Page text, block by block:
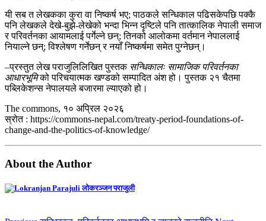
यी सब त लेखकका कुरा वा निष्कर्ष भए; पाठकले सन्धिकाल पढिसकेपछि पक्कै
पनि लेखकले देखे-बुझे-लेखेको भन्दा भिन्न दृष्टिले पनि तात्कालिक नेपाली समाज
र परिवर्तनका आयामलाई पर्गेल्ने छन्; तिनको आलोकमा वर्तमान नेपाललाई
नियाल्ने छन्; विश्लेषण गर्नेछन् र नयाँ निष्कर्षमा समेत पुग्नेछन्।
–प्रस्तुत लेख पराजुलिलिखित पुस्तक सन्धिकालः सामाजिक परिवर्तनका
आधारभूमिको परिचयात्मक खण्डको सम्पादित अंश हो। पुस्तक २१ चैतमा
पब्लिकेशन्स नेपालयले बजारमा ल्याएको हो।
The commons, १० अप्रिल २०२६
स्रोत : https://commons-nepal.com/treaty-period-foundations-of-
change-and-the-politics-of-knowledge/
About the Author
लोकरञ्‍जन पराजुली